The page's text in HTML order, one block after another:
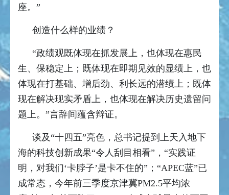
座。”
创造什么样的业绩？
“政绩观既体现在抓发展上，也体现在惠民
生、保稳定上；既体现在即期见效的显绩上，也
体现在打基础、增后劲、利长远的潜绩上；既体
现在解决现实矛盾上，也体现在解决历史遗留问
题上。”言辞间蕴含辩证。
谈及“十四五”亮色，总书记提到上天入地下
海的科技创新成果“令人刮目相看”，“实践证
明，对我们‘卡脖子’是卡不住的”；“APEC蓝”已
成常态，今年前三季度京津冀PM2.5平均浓